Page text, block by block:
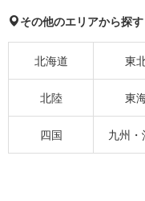
その他のエリアから探す
北海道 東
北陸 東
四国 九州・